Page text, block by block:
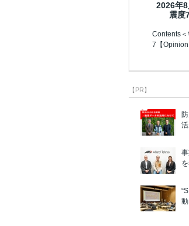
2026年
震度
Contents
7【
【PR】